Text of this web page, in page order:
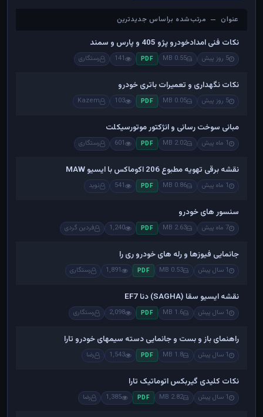
عنوان — مرتب‌شده براساس جدیدترین
عنوان — مرتب‌شده براساس جدیدترین
نکات فنی امدادخودرو پژو 405 و پارس و سمند
5 روز پیش 0.55 MB
PDF
141 رستگاری
نکات نگهداری و تعمیرات باتری خودرو
5 روز پیش 0.05 MB
PDF
103
Kazem
مبانی سوخت رسانی و انژکتور موتورسیکلت
1 ماه پیش 2.02 MB
PDF
601 رستگاری
نقشه برقی تهویه مطبوع 206 اکوماکس با ایسیو MAW
1 ماه پیش 0.86 MB
PDF
541 نوید
سنسور های خودرو
7 ماه پیش 2.63 MB
PDF
1,240 فردین گردی
جانمایی فیوزها و رله های خودرو ری را
1 سال پیش 0.53 MB
PDF
1,891 رستگاری
نقشه ایسیو سقا (SAGHA) دنا EF7
1 سال پیش 1.6 MB
PDF
2,098 رستگاری
راهنمای باز و بست و جانمایی دسته سیمهای خودرو تارا
1 سال پیش 1.8 MB
PDF
1,543 رضا
نکات کلیدی گیربکس اتوماتیک تارا
1 سال پیش 2.82 MB
PDF
1,385 رضا